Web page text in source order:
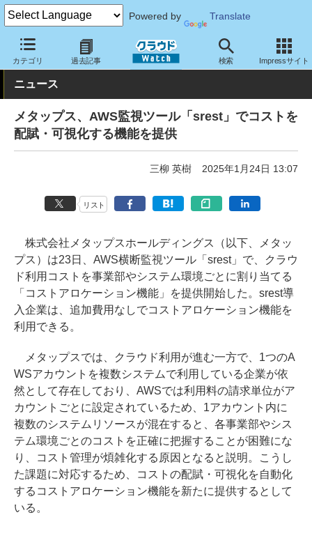
Powered by Translate
カテゴリ 過去記事 検索 Impressサイト
クラウド Watch サービス・ソフト サービス 運用・監視
ニュース
メタップス、AWS監視ツール「srest」でコストを
配賦・可視化する機能を提供
三柳 英樹 2025年1月24日 13:07
リスト
株式会社メタップスホールディングス（以下、メタッ
プス）は23日、AWS横断監視ツール「srest」で、クラウ
ド利用コストを事業部やシステム環境ごとに割り当てる
「コストアロケーション機能」を提供開始した。srest導
入企業は、追加費用なしでコストアロケーション機能を
利用できる。
メタップスでは、クラウド利用が進む一方で、1つのA
WSアカウントを複数システムで利用している企業が依
然として存在しており、AWSでは利用料の請求単位がア
カウントごとに設定されているため、1アカウント内に
複数のシステムリソースが混在すると、各事業部やシス
テム環境ごとのコストを正確に把握することが困難にな
り、コスト管理が煩雑化する原因となると説明。こうし
た課題に対応するため、コストの配賦・可視化を自動化
するコストアロケーション機能を新たに提供するとして
いる。